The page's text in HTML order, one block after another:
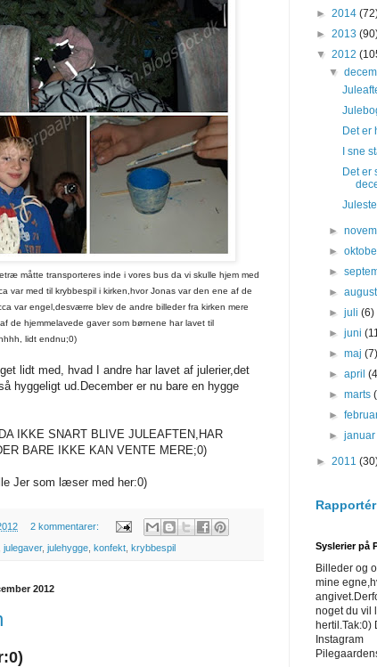
måtte transporteres inde i vores bus da vi skulle hjem med
var med til krybbespil i kirken,hvor Jonas var den ene af de
var engel,desværre blev de andre billeder fra kirken mere
de hjemmelavede gaver som børnene har lavet til
lidt endnu;0)
lidt med, hvad I andre har lavet af julerier,det
hyggeligt ud.December er nu bare en hygge
IKKE SNART BLIVE JULEAFTEN,HAR
BARE IKKE KAN VENTE MERE;0)
Jer som læser med her:0)
2 kommentarer:
julegaver, julehygge konfekt krybbespil
2012
► 2014
► 2013
▼ 2012
▼
Det er
I sne
Det er
►
►
►
►
►juli(6)
►juni
►maj(7)
►april
►marts
►
►
► 2011
Syslerier på
Billeder og
mine
noget du vil
hertil.Tak:0)
Instagram